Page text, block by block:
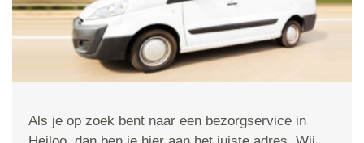
Als je op zoek bent naar een bezorgservice in